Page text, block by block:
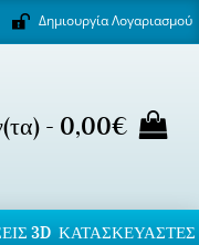
Δημιουργία Λογαριασμού
- 0,00€
3D ΚΑΤΑΣΚΕΥΑΣΤΕΣ